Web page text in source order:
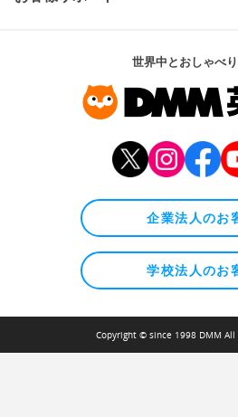
世界中とおしゃべ
企業法人のお
学校法人のお
Copyright © since 1998 DMM All